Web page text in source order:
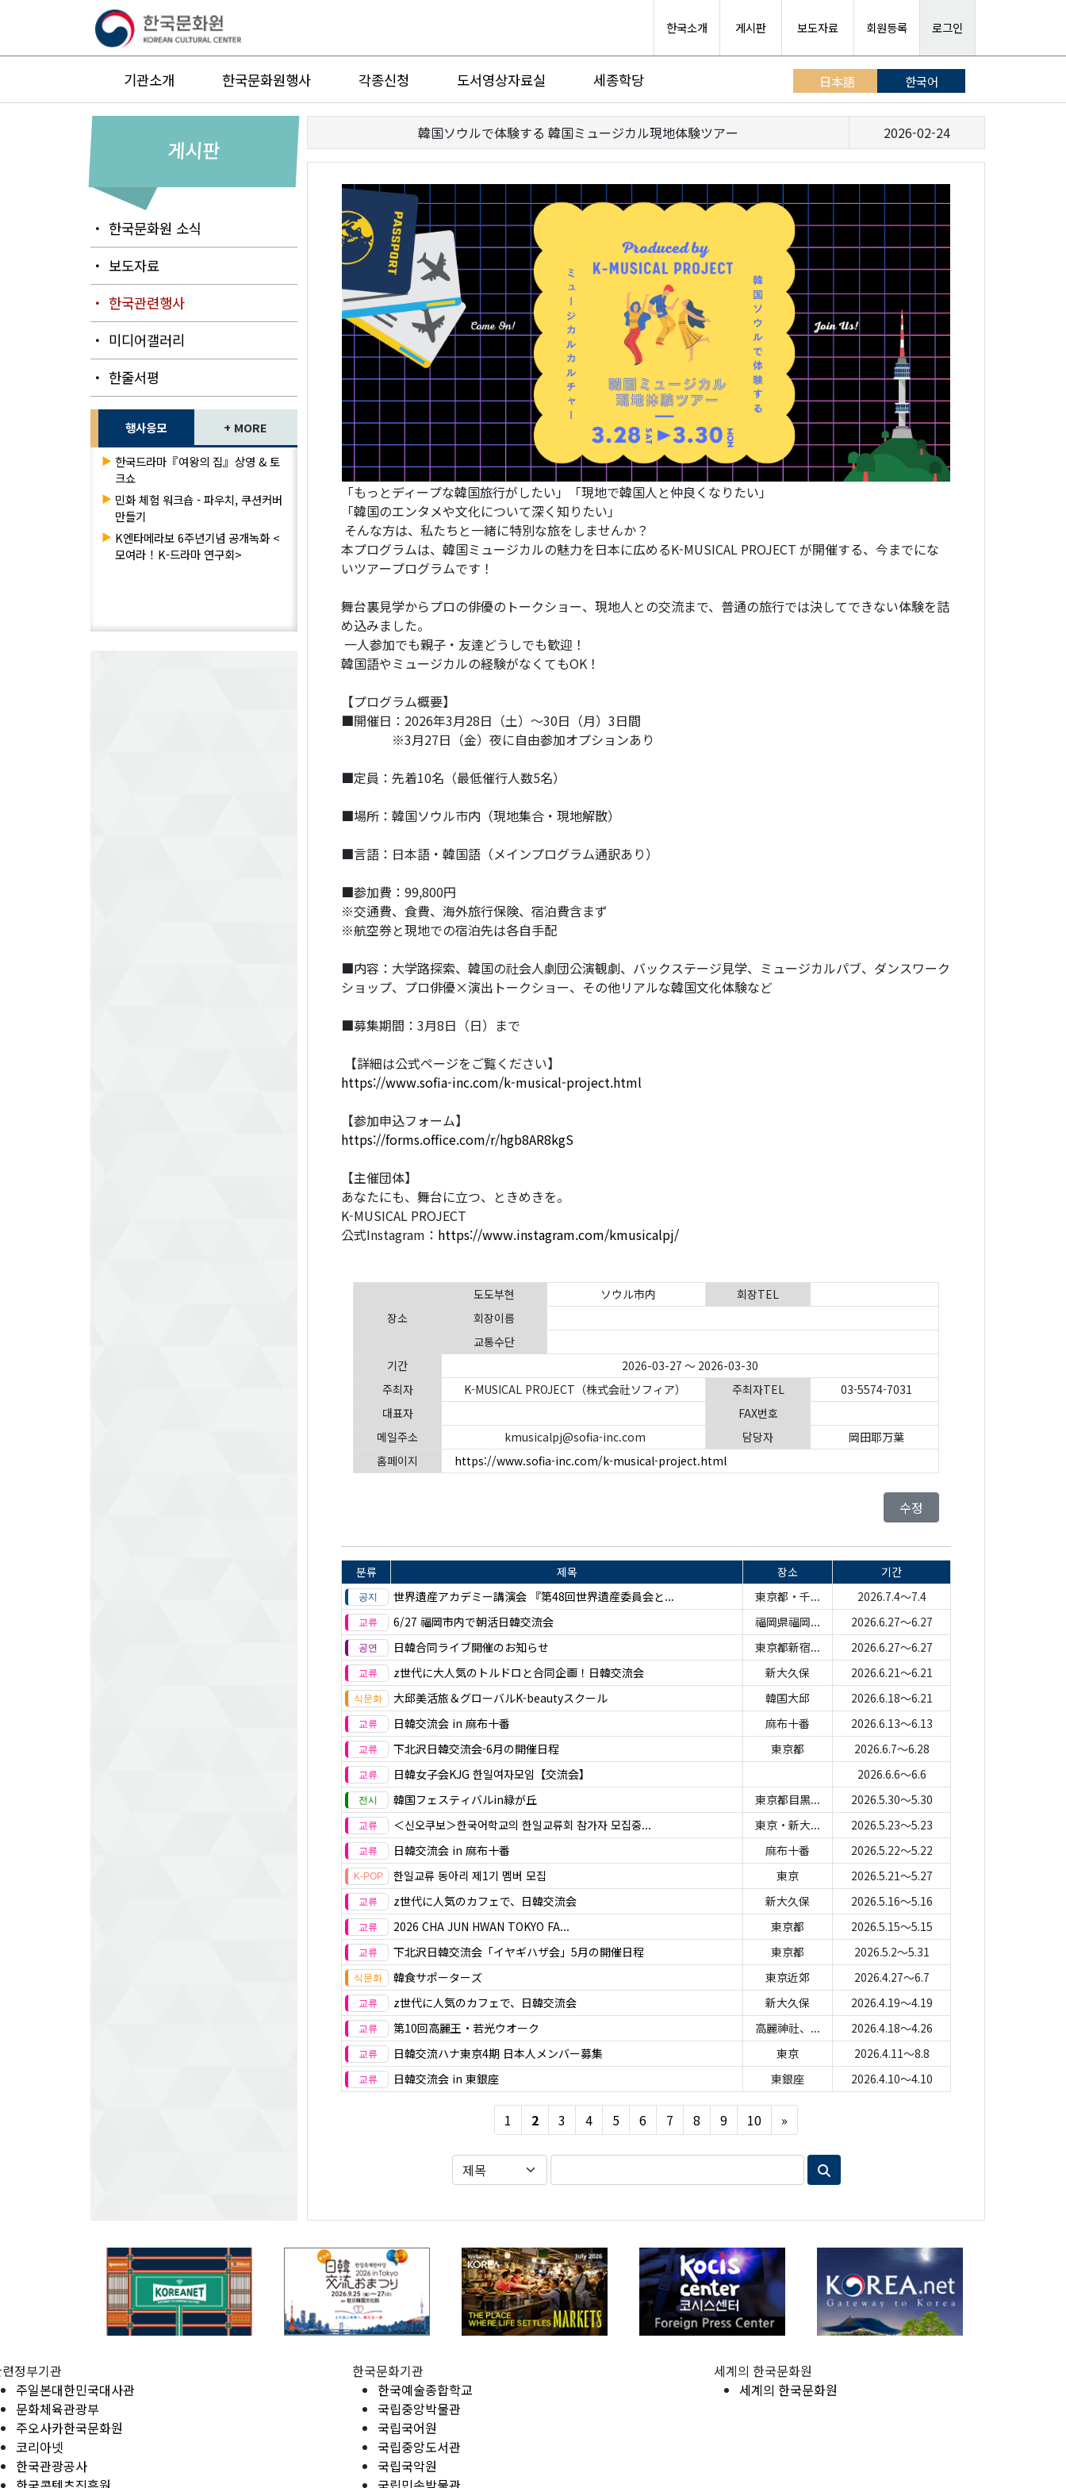
한국소개 게시판 보도자료 회원등록 로그인
기관소개 한국문화원행사 각종신청 도서영상자료실 세종학당 日本語 한국어
게시판
・ 한국문화원 소식
・ 보도자료
・ 한국관련행사
・ 미디어갤러리
・ 한줄서평
행사응모 + MORE
▶ 한국드라마『여왕의 집』상영 & 토
크쇼
▶ 민화 체험 워크숍 - 파우치, 쿠션커버
만들기
▶ K엔타메라보 6주년기념 공개녹화 <
모여라！K-드라마 연구회>
韓国ソウルで体験する 韓国ミュージカル現地体験ツアー 2026-02-24
「もっとディープな韓国旅行がしたい」「現地で韓国人と仲良くなりたい」
「韓国のエンタメや文化について深く知りたい」
そんな方は、私たちと一緒に特別な旅をしませんか？
本プログラムは、韓国ミュージカルの魅力を日本に広めるK-MUSICAL PROJECT が開催する、今までにな
いツアープログラムです！
舞台裏見学からプロの俳優のトークショー、現地人との交流まで、普通の旅行では決してできない体験を詰
め込みました。
一人参加でも親子・友達どうしでも歓迎！
韓国語やミュージカルの経験がなくてもOK！
【プログラム概要】
■開催日：2026年3月28日（土）～30日（月）3日間
※3月27日（金）夜に自由参加オプションあり
■定員：先着10名（最低催行人数5名）
■場所：韓国ソウル市内（現地集合・現地解散）
■言語：日本語・韓国語（メインプログラム通訳あり）
■参加費：99,800円
※交通費、食費、海外旅行保険、宿泊費含まず
※航空券と現地での宿泊先は各自手配
■内容：大学路探索、韓国の社会人劇団公演観劇、バックステージ見学、ミュージカルパブ、ダンスワーク
ショップ、プロ俳優×演出トークショー、その他リアルな韓国文化体験など
■募集期間：3月8日（日）まで
【詳細は公式ページをご覧ください】
https://www.sofia-inc.com/k-musical-project.html
【参加申込フォーム】
https://forms.office.com/r/hgb8AR8kgS
【主催団体】
あなたにも、舞台に立つ、ときめきを。
K-MUSICAL PROJECT
公式Instagram： https://www.instagram.com/kmusicalpj/
장소
도도부현 ソウル市内
회장TEL
회장이름
교통수단
기간
2026-03-27 ～ 2026-03-30
주최자
K-MUSICAL PROJECT（株式会社ソフィア） 주최자TEL
03-5574-7031
대표자
FAX번호
메일주소
kmusicalpj@sofia-inc.com 담당자
岡田耶万葉
홈페이지
https://www.sofia-inc.com/k-musical-project.html
수정
분류 제목 장소
기간
世界遺産アカデミー講演会 『第48回世界遺産委員会と...
東京都・千...
2026.7.4～7.4
6/27 福岡市内で朝活日韓交流会
福岡県福岡...
2026.6.27～6.27
日韓合同ライブ開催のお知らせ
東京都新宿...
2026.6.27～6.27
z世代に大人気のトルドロと合同企画！日韓交流会
新大久保
2026.6.21～6.21
大邱美活旅＆グローバルK-beautyスクール
韓国大邱
2026.6.18～6.21
日韓交流会 in 麻布十番
麻布十番
2026.6.13～6.13
下北沢日韓交流会-6月の開催日程
東京都
2026.6.7～6.28
日韓女子会KJG 한일여자모임【交流会】
2026.6.6～6.6
韓国フェスティバルin緑が丘
東京都目黒...
2026.5.30～5.30
＜신오쿠보＞한국어학교의 한일교류회 참가자 모집중...
東京・新大...
2026.5.23～5.23
日韓交流会 in 麻布十番
麻布十番
2026.5.22～5.22
한일교류 동아리 제1기 멤버 모집
東京
2026.5.21～5.27
z世代に人気のカフェで、日韓交流会
新大久保
2026.5.16～5.16
2026 CHA JUN HWAN TOKYO FA...
東京都
2026.5.15～5.15
下北沢日韓交流会「イヤギハザ会」5月の開催日程
東京都
2026.5.2～5.31
韓食サポーターズ
東京近郊
2026.4.27～6.7
z世代に人気のカフェで、日韓交流会
新大久保
2026.4.19～4.19
第10回高麗王・若光ウオーク
高麗神社、...
2026.4.18～4.26
日韓交流ハナ東京4期 日本人メンバー募集
東京
2026.4.11～8.8
日韓交流会 in 東銀座
東銀座 2026.4.10～4.10
1 2 3 4 5 6 7 8 9 10 »
정부기관
주일본대한민국대사관
문화체육관광부
주오사카한국문화원
코리아넷
한국관광공사
한국문화기관
한국예술종합학교
국립중앙박물관
국립국어원
국립중앙도서관
국립국악원
세계의 한국문화원
세계의 한국문화원